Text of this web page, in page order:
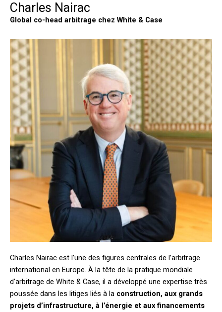
Charles Nairac
Global co-head arbitrage chez White & Case
Charles Nairac est l’une des figures centrales de l’arbitrage
international en Europe. À la tête de la pratique mondiale
d’arbitrage de White & Case, il a développé une expertise très
poussée dans les litiges liés à la construction, aux grands
projets d’infrastructure, à l’énergie et aux financements